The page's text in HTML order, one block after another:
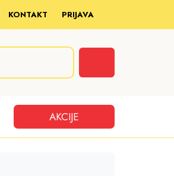
KONTAKT PRIJAVA
AKCIJE